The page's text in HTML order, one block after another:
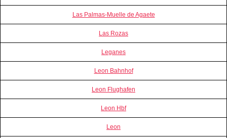
Las Palmas-Muelle de Agaete
Las Rozas
Leganes
Leon Bahnhof
Leon Flughafen
Leon Hbf
Leon